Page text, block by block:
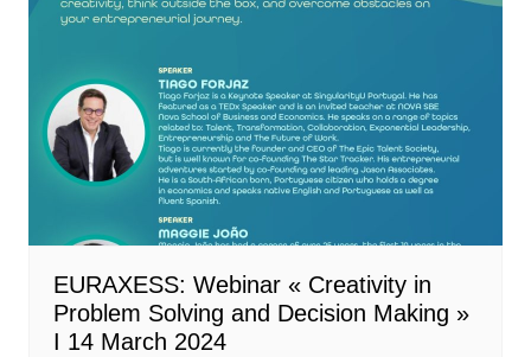
EURAXESS: Webinar « Creativity in
Problem Solving and Decision Making »
I 14 March 2024